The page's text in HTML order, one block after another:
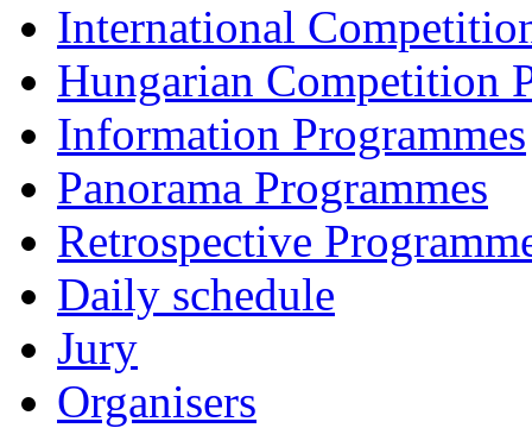
International
Hungarian Competition
Information Programmes
Panorama Programmes
Retrospective
Daily schedule
Jury
Organisers